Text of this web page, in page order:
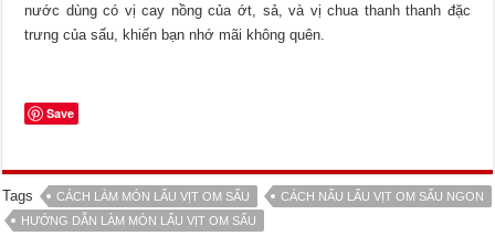
nước dùng có vị cay nồng của ớt, sả, và vị chua thanh thanh đặc
trưng của sấu, khiến bạn nhớ mãi không quên.
Save
Tags CÁCH LÀM MÓN LẨU VỊT OM SẤU
CÁCH NẤU LẨU VỊT OM SẤU NGON
HƯỚNG DẪN LÀM MÓN LẨU VỊT OM SẤU